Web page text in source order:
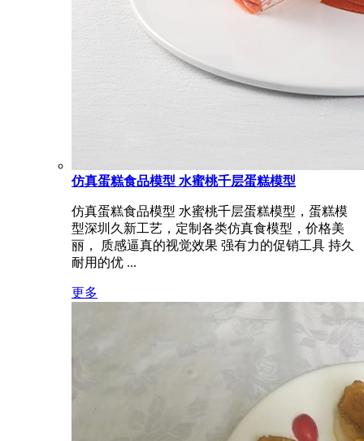
仿真蛋糕食品模型 水蜜桃千层蛋糕模型
仿真蛋糕食品模型 水蜜桃千层蛋糕模型，蛋糕模
型深圳久新工艺，定制各类仿真食模型，价格美
丽， 质感逼真的视觉效果 强有力的促销工具 持久
耐用的优 ...
更多